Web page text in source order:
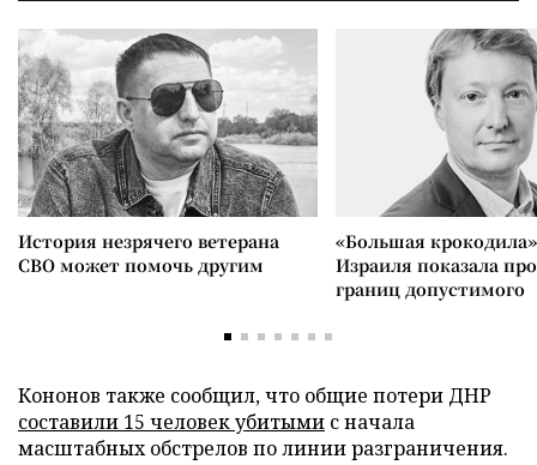
История незрячего ветерана
СВО может помочь другим
«Большая
Израиля показала
границ допустимого
Кононов также сообщил, что общие потери ДНР
составили 15 человек убитыми с начала
масштабных обстрелов по линии разграничения.